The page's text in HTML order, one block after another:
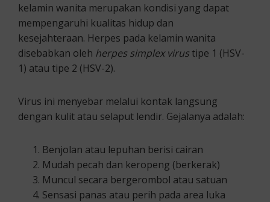
kelamin wanita merupakan kondisi yang dapat
mempengaruhi kualitas hidup dan
kesejahteraan. Herpes pada kelamin wanita
disebabkan oleh herpes simplexvirus tipe 1 (HSV-
1) atau tipe 2 (HSV-2).
Virus ini menyebar melalui kontak langsung
dengan kulit atau selaput lendir. Gejalanya adalah:
Benjolan atau lepuhan berisi cairan
Mudah pecah dan keropeng (berkerak)
Muncul secara bergerombol atau satuan
Sensasi panas atau perih pada area luka